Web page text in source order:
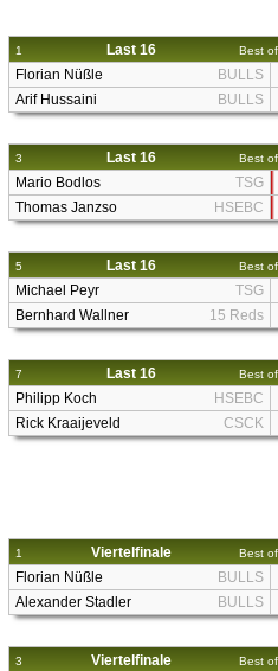
1 Last 16 Best
Florian Nüßle
BULLS
Arif Hussaini
BULLS
3 Last 16 Best
Mario Bodlos
TSG
Thomas Janzso
HSEBC
5 Last 16 Best
Michael Peyr
TSG
Bernhard Wallner
15 Reds
7 Last 16 Best
Philipp Koch
HSEBC
Rick Kraaijeveld
CSCK
1 Viertelfinale Best
Florian Nüßle
BULLS
Alexander Stadler
BULLS
3 Viertelfinale Best